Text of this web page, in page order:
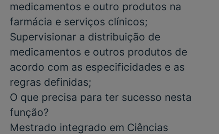
medicamentos e outro produtos na
farmácia e serviços clínicos;
Supervisionar a distribuição de
medicamentos e outros produtos de
acordo com as especificidades e as
regras definidas;
O que precisa para ter sucesso nesta
função?
Mestrado integrado em Ciências